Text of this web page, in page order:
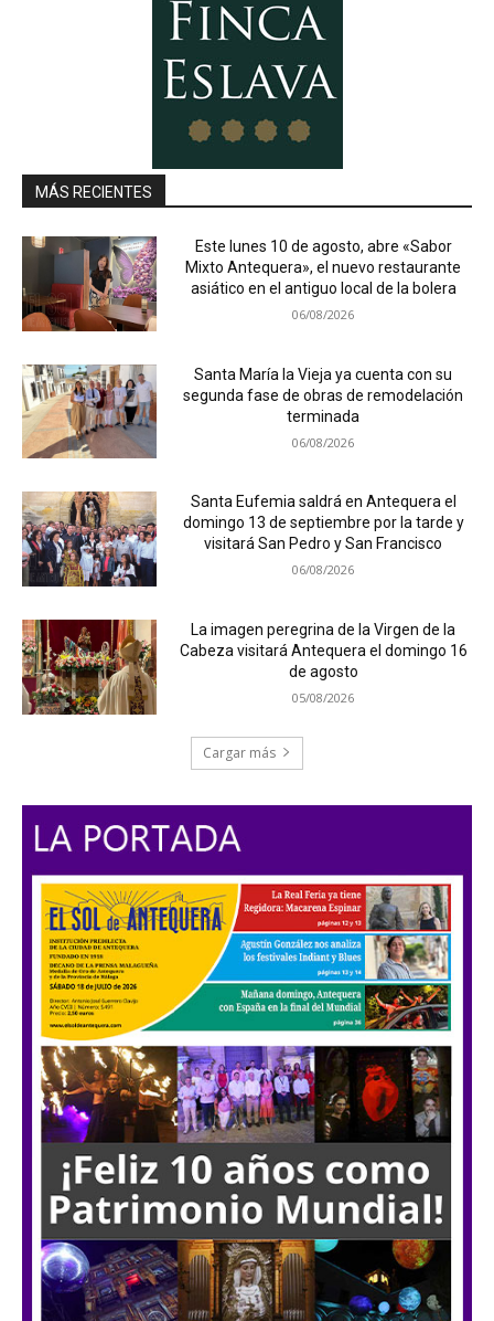
MÁS RECIENTES
Este lunes 10 de agosto, abre «Sabor
Mixto Antequera», el nuevo restaurante
asiático en el antiguo local de la bolera
06/08/2026
Santa María la Vieja ya cuenta con su
segunda fase de obras de remodelación
terminada
06/08/2026
Santa Eufemia saldrá en Antequera el
domingo 13 de septiembre por la tarde y
visitará San Pedro y San Francisco
06/08/2026
La imagen peregrina de la Virgen de la
Cabeza visitará Antequera el domingo 16
de agosto
05/08/2026
Cargar más